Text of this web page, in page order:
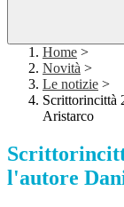
Home >
Novità >
Le notizie >
Scrittorincittà
Aristarco
l'autore